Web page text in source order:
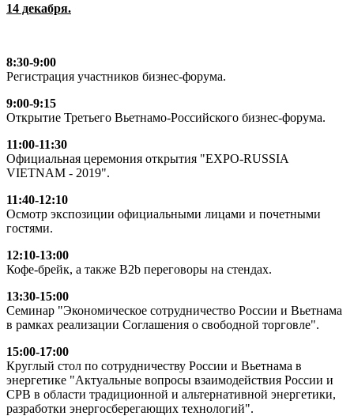
14 декабря.
8:30-9:00
Регистрация участников бизнес-форума.
9:00-9:15
Открытие Третьего Вьетнамо-Российского бизнес-форума.
11:00-11:30
Официальная церемония открытия "EXPO-RUSSIA
VIETNAM - 2019".
11:40-12:10
Осмотр экспозиции официальными лицами и почетными
гостями.
12:10-13:00
Кофе-брейк, а также B2b переговоры на стендах.
13:30-15:00
Семинар "Экономическое сотрудничество России и Вьетнама
в рамках реализации Соглашения о свободной торговле".
15:00-17:00
Круглый стол по сотрудничеству России и Вьетнама в
энергетике "Актуальные вопросы взаимодействия России и
СРВ в области традиционной и альтернативной энергетики,
разработки энергосберегающих технологий".